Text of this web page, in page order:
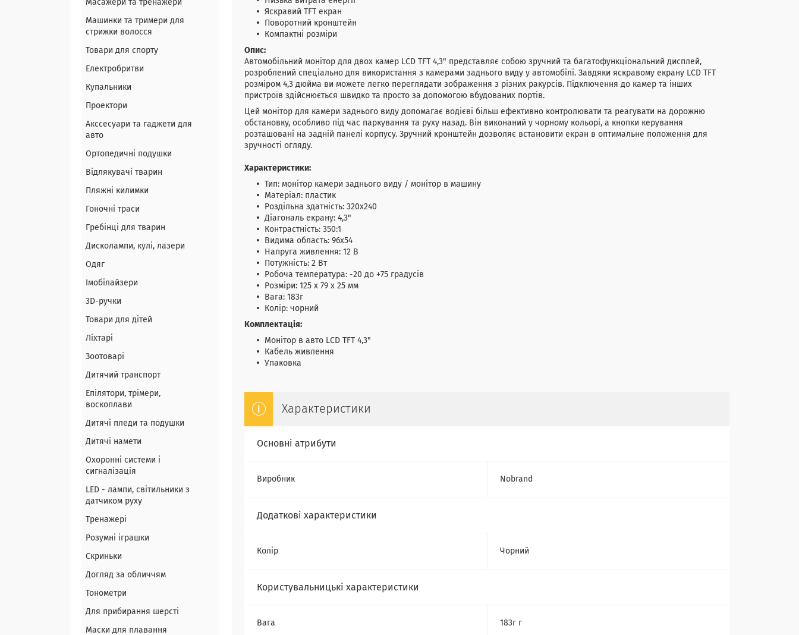
Яскравий TFT екран
Поворотний кронштейн
Компактні розміри
Опис:
Автомобільний монітор для двох камер LCD TFT 4,3" представляє собою зручний та багатофункціональний дисплей,
розроблений спеціально для використання з камерами заднього виду у автомобілі. Завдяки яскравому екрану LCD TFT
розміром 4,3 дюйма ви можете легко переглядати зображення з різних ракурсів. Підключення до камер та інших
пристроїв здійснюється швидко та просто за допомогою вбудованих портів.
Цей монітор для камери заднього виду допомагає водієві більш ефективно контролювати та реагувати на дорожню
обстановку, особливо під час паркування та руху назад. Він виконаний у чорному кольорі, а кнопки керування
розташовані на задній панелі корпусу. Зручний кронштейн дозволяє встановити екран в оптимальне положення для
зручності огляду.
Характеристики:
Тип: монітор камери заднього виду / монітор в машину
Матеріал: пластик
Роздільна здатність: 320х240
Діагональ екрану: 4,3"
Контрастність: 350:1
Видима область: 96х54
Напруга живлення: 12 В
Потужність: 2 Вт
Робоча температура: -20 до +75 градусів
Розміри: 125 х 79 х 25 мм
Вага: 183г
Колір: чорний
Комплектація:
Монітор в авто LCD TFT 4,3"
Кабель живлення
Упаковка
Характеристики
Основні атрибути
Виробник Nobrand
Додаткові характеристики
Колір Чорний
Користувальницькі характеристики
Вага 183г г
Масажери та тренажери
Машинки та тримери для
стрижки волосся
Товари для спорту
Електробритви
Купальники
Проектори
Акссесуари та гаджети для
авто
Ортопедичні подушки
Відлякувачі тварин
Пляжні килимки
Гоночні траси
Гребінці для тварин
Дисколампи, кулі, лазери
Одяг
Імобілайзери
3D-ручки
Товари для дітей
Ліхтарі
Зоотоварі
Дитячий транспорт
Епілятори, трімери,
воскоплави
Дитячі пледи та подушки
Дитячі намети
Охоронні системи і
сигналізація
LED - лампи, світильники з
датчиком руху
Тренажері
Розумні іграшки
Скриньки
Догляд за обличчям
Тонометри
Для прибирання шерсті
Маски для плавання